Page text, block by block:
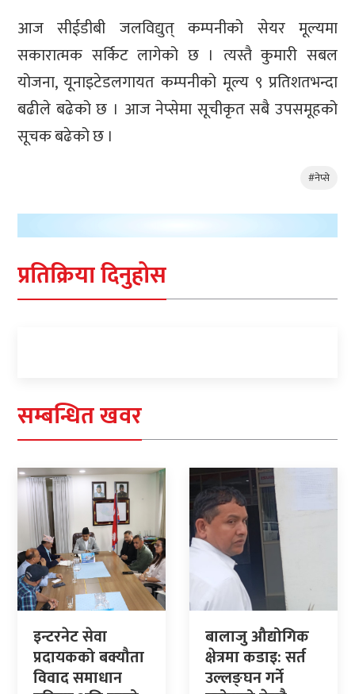
आज सीईडीबी जलविद्युत् कम्पनीको सेयर मूल्यमा
सकारात्मक सर्किट लागेको छ । त्यस्तै कुमारी सबल
योजना, यूनाइटेडलगायत कम्पनीको मूल्य ९ प्रतिशतभन्दा
बढीले बढेको छ । आज नेप्सेमा सूचीकृत सबै उपसमूहको
सूचक बढेको छ ।
#नेप्से
प्रतिक्रिया दिनुहोस
सम्बन्धित खवर
इन्टरनेट सेवा
प्रदायकको बक्यौता
विवाद समाधान
बालाजु औद्योगिक
क्षेत्रमा कडाइ: सर्त
उल्लङ्घन गर्ने